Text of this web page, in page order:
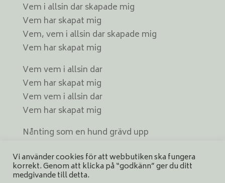
Vem i allsin dar skapade mig
Vem har skapat mig
Vem, vem i allsin dar skapade mig
Vem har skapat mig
Vem vem i allsin dar
Vem har skapat mig
Vem vem i allsin dar
Vem har skapat mig
Nånting som en hund grävd upp
Nånting som en hund grävd upp
Och katten släpade in
Vi använder cookies för att webbutiken ska fungera
korrekt. Genom att klicka på “godkänn” ger du ditt
medgivande till detta.